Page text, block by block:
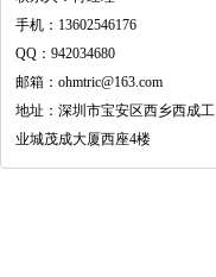
手机：13602546176
QQ：942034680
邮箱：ohmtric@163.com
地址：深圳市宝安区西乡西成工
业城茂成大厦西座4楼